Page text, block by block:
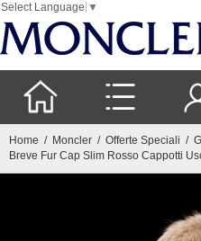
Select Language ▼
Home / Moncler / Offerte Speciali /
Breve Fur Cap Slim Rosso Cappotti